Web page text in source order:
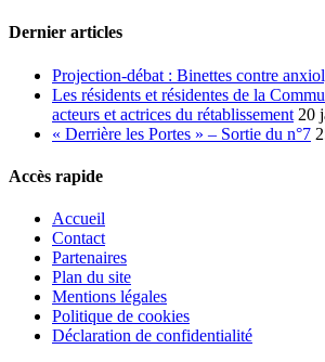
Dernier articles
Projection-débat : Binettes contre
Les résidents et résidentes de la
acteurs et actrices du rétablissement 20
« Derrière les Portes » – Sortie du n°7
Accès rapide
Accueil
Contact
Partenaires
Plan du site
Mentions légales
Politique de cookies
Déclaration de confidentialité